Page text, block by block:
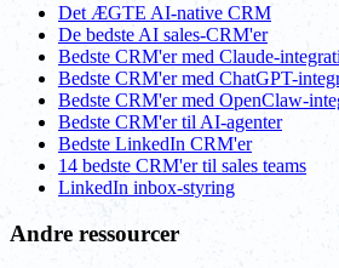
Det ÆGTE AI-native CRM
De bedste AI sales-CRM'er
Bedste CRM'er med Claude-
Bedste CRM'er med ChatGPT-
Bedste CRM'er med OpenClaw-
Bedste CRM'er til AI-agenter
Bedste LinkedIn CRM'er
14 bedste CRM'er til sales teams
LinkedIn inbox-styring
Andre ressourcer